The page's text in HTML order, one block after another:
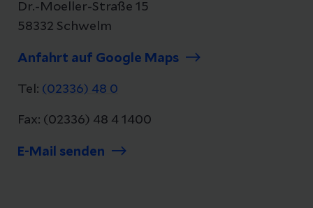
Dr.-Moeller-Straße 15
58332 Schwelm
Anfahrt auf Google Maps
Tel: (02336) 48 0
Fax: (02336) 48 4 1400
E-Mail senden